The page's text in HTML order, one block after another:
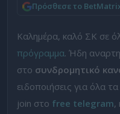
Πρόσθεσε το
Καλημέρα, καλό ΣΚ σε
πρόγραμμα. Ήδη
στο συνδρομητικό
ειδοποιήσεις για όλα
join στο free telegram,